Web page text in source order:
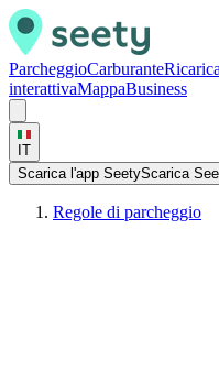
ParcheggioCarburante
interattivaMappaBusiness
IT
Scarica l'app SeetyScarica
Regole di parcheggio